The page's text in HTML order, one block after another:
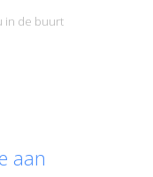
in de buurt
aan